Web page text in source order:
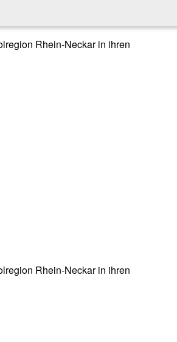
Rhein-Neckar in ihren
Rhein-Neckar in ihren